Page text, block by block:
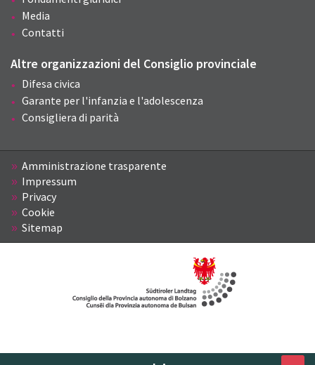
Media
Contatti
Altre organizzazioni del Consiglio provinciale
Difesa civica
Garante per l'infanzia e l'adolescenza
Consigliera di parità
Amministrazione trasparente
Impressum
Privacy
Cookie
Sitemap